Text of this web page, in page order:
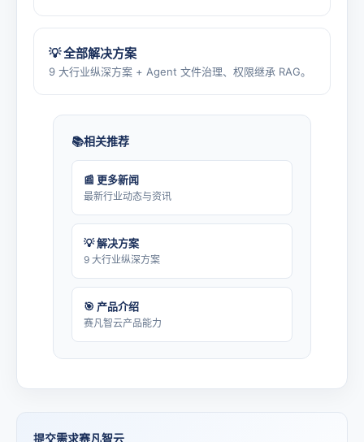
💡 全部解决方案
9 大行业纵深方案 + Agent 文件治理、权限继承 RAG。
相关推荐
📰 更多新闻
最新行业动态与资讯
💡 解决方案
9 大行业纵深方案
🎯 产品介绍
赛凡智云产品能力
提交需求赛凡智云